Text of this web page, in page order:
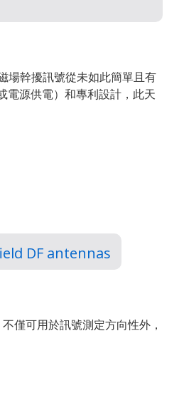
場幹擾訊號從未如此簡單且有
電源供電）和專利設計，此天
DF antennas
僅可用於訊號測定方向性外，